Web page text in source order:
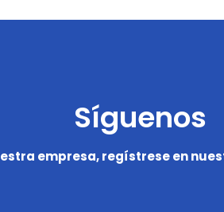
Síguenos
empresa, regístrese en